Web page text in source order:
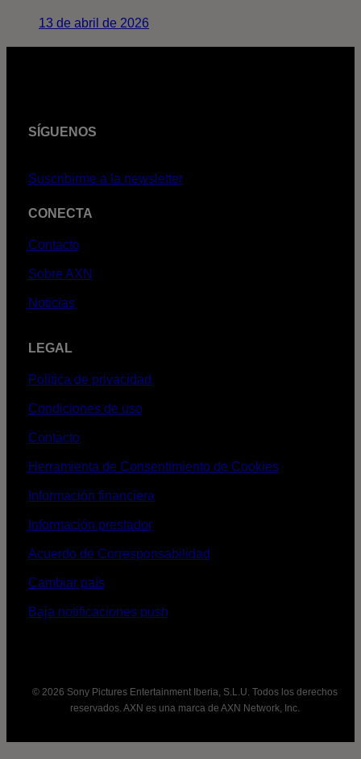
13 de abril de 2026
SÍGUENOS
Suscribirme a la newsletter
CONECTA
Contacto
Sobre AXN
Noticias
LEGAL
Política de privacidad
Condiciones de uso
Contacto
Herramienta de Consentimiento de Cookies
Información financiera
Información prestador
Acuerdo de Corresponsabilidad
Cambiar país
Baja notificaciones push
© 2026 Sony Pictures Entertainment Iberia, S.L.U. Todos los derechos
reservados. AXN es una marca de AXN Network, Inc.